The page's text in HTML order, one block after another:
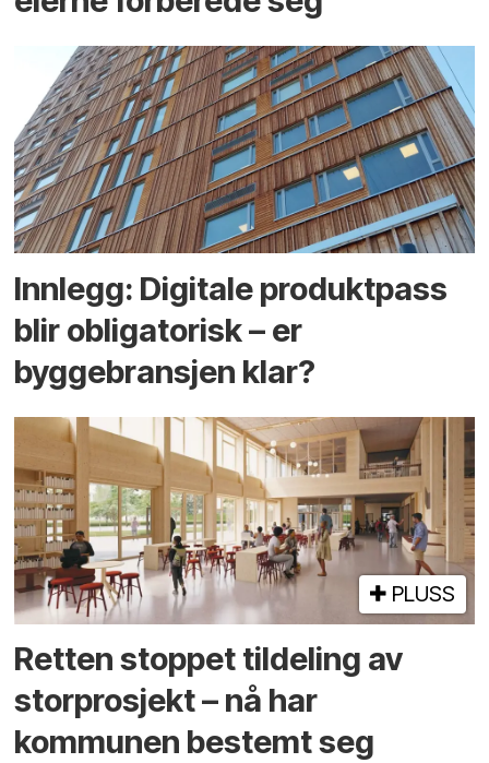
Innlegg: Digitale produktpass
blir obligatorisk – er
byggebransjen klar?
PLUSS
Retten stoppet tildeling av
storprosjekt – nå har
kommunen bestemt seg